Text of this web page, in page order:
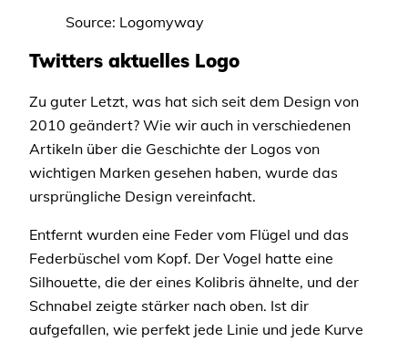
Source: Logomyway
Twitters aktuelles Logo
Zu guter Letzt, was hat sich seit dem Design von
2010 geändert? Wie wir auch in verschiedenen
Artikeln über die Geschichte der Logos von
wichtigen Marken gesehen haben, wurde das
ursprüngliche Design vereinfacht.
Entfernt wurden eine Feder vom Flügel und das
Federbüschel vom Kopf. Der Vogel hatte eine
Silhouette, die der eines Kolibris ähnelte, und der
Schnabel zeigte stärker nach oben. Ist dir
aufgefallen, wie perfekt jede Linie und jede Kurve